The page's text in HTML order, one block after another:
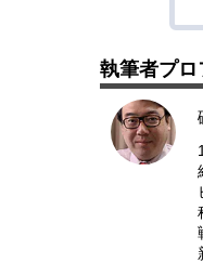
執筆者プロ